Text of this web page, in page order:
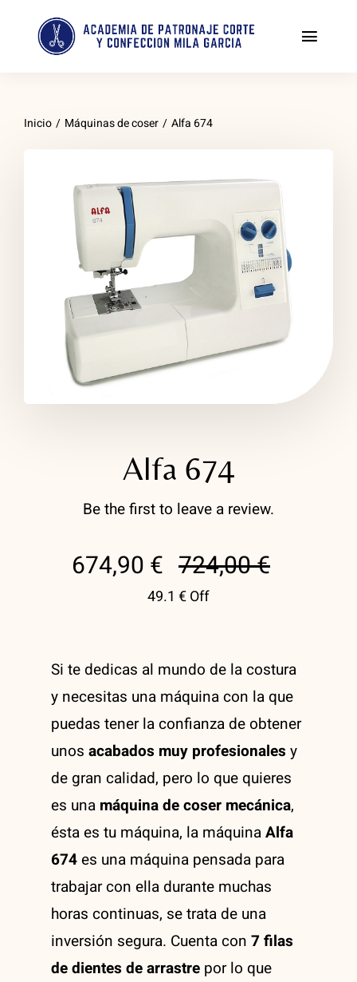
Toggle
PATRONAJE Y COSTURA DESDE CERO
Indumentaria Valenciana
Clases de patchwork
Costura creativa
Plisado Textil
Masterclass Sastrería Moderna Shingo Sato
Alquiler del taller
Creaciones de nuestro alumnos
¿Donde estamos?
Inicio / Máquinas de coser / Alfa 674
Alfa 674
Be the first to leave a review.
724,00€El
era:
724,00
674,90 €
El
es:
674,90
49.1 € Off
Si te dedicas al mundo de la costura
y necesitas una máquina con la que
puedas tener la confianza de obtener
unos acabados muy profesionales y
de gran calidad, pero lo que quieres
es una máquina de coser mecánica,
ésta es tu máquina, la máquinaAlfa
674es una máquina pensada para
trabajar con ella durante muchas
horas continuas, se trata de una
inversión segura. Cuenta con 7 filas
de dientes de arrastrepor lo que